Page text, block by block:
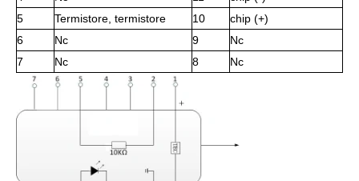
5
Termistore, termistore 10
chip (+)
6
Nc 9
Nc
7
Nc 8 Nc